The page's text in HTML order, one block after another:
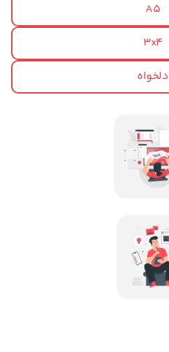
A5
3x4
دلخواه